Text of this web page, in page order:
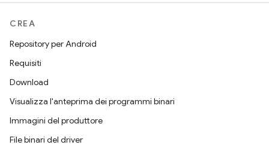
CREA
Repository per Android
Requisiti
Download
Visualizza l'anteprima dei programmi binari
Immagini del produttore
File binari del driver